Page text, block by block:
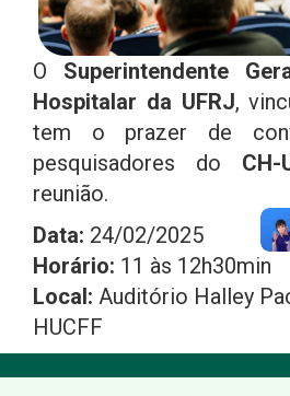
O Superintendente
Hospitalar da UFRJ,
tem o prazer de
pesquisadores do CH-
reunião.
Data: 24/02/2025
Horário: 11 às 12h30min
Local: Auditório Halley
HUCFF